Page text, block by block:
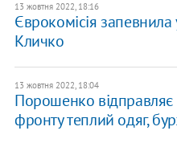
13 жовтня 2022, 18:16
Єврокомісія запевнила
Кличко
13 жовтня 2022, 18:04
Порошенко відправляє
фронту теплий одяг,